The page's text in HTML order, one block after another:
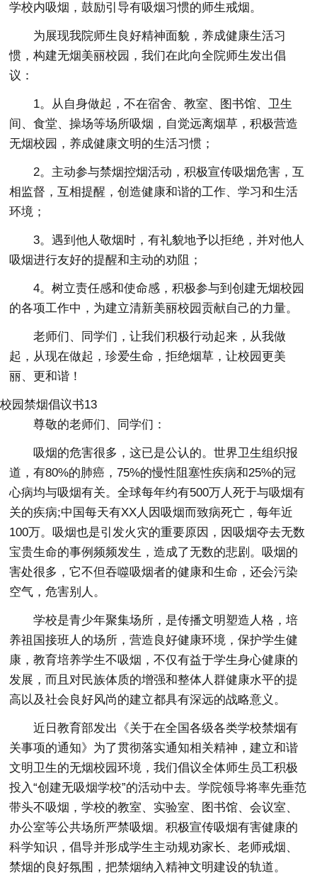
学校内吸烟，鼓励引导有吸烟习惯的师生戒烟。
为展现我院师生良好精神面貌，养成健康生活习
惯，构建无烟美丽校园，我们在此向全院师生发出倡
议：
1。从自身做起，不在宿舍、教室、图书馆、卫生
间、食堂、操场等场所吸烟，自觉远离烟草，积极营造
无烟校园，养成健康文明的生活习惯；
2。主动参与禁烟控烟活动，积极宣传吸烟危害，互
相监督，互相提醒，创造健康和谐的工作、学习和生活
环境；
3。遇到他人敬烟时，有礼貌地予以拒绝，并对他人
吸烟进行友好的提醒和主动的劝阻；
4。树立责任感和使命感，积极参与到创建无烟校园
的各项工作中，为建立清新美丽校园贡献自己的力量。
老师们、同学们，让我们积极行动起来，从我做
起，从现在做起，珍爱生命，拒绝烟草，让校园更美
丽、更和谐！
校园禁烟倡议书13
尊敬的老师们、同学们：
吸烟的危害很多，这已是公认的。世界卫生组织报
道，有80%的肺癌，75%的慢性阻塞性疾病和25%的冠
心病均与吸烟有关。全球每年约有500万人死于与吸烟有
关的疾病;中国每天有XX人因吸烟而致病死亡，每年近
100万。吸烟也是引发火灾的重要原因，因吸烟夺去无数
宝贵生命的事例频频发生，造成了无数的悲剧。吸烟的
害处很多，它不但吞噬吸烟者的健康和生命，还会污染
空气，危害别人。
学校是青少年聚集场所，是传播文明塑造人格，培
养祖国接班人的场所，营造良好健康环境，保护学生健
康，教育培养学生不吸烟，不仅有益于学生身心健康的
发展，而且对民族体质的增强和整体人群健康水平的提
高以及社会良好风尚的建立都具有深远的战略意义。
近日教育部发出《关于在全国各级各类学校禁烟有
关事项的通知》为了贯彻落实通知相关精神，建立和谐
文明卫生的无烟校园环境，我们倡议全体师生员工积极
投入“创建无吸烟学校”的活动中去。学院领导将率先垂范
带头不吸烟，学校的教室、实验室、图书馆、会议室、
办公室等公共场所严禁吸烟。积极宣传吸烟有害健康的
科学知识，倡导并形成学生主动规劝家长、老师戒烟、
禁烟的良好氛围，把禁烟纳入精神文明建设的轨道。